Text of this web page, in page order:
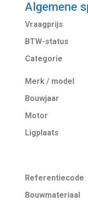
Algemene
Vraagprijs
BTW-status
Categorie
Merk / model
Bouwjaar
Motor
Ligplaats
Referentiecode
Bouwmateriaal